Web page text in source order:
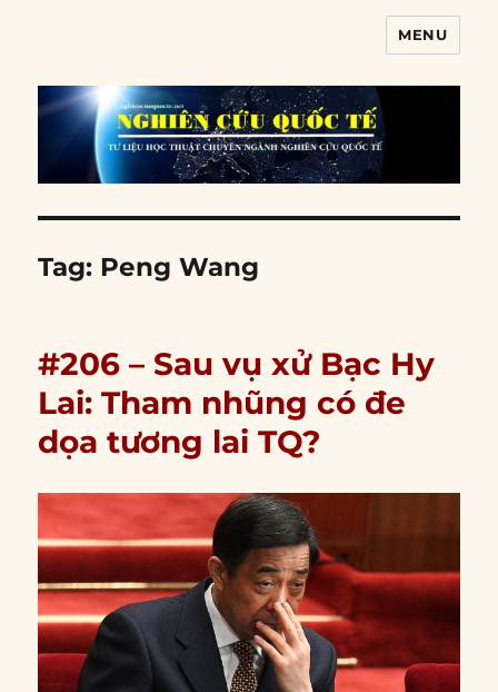
MENU
Tag: Peng Wang
#206 – Sau vụ xử Bạc Hy
Lai: Tham nhũng có đe
dọa tương lai TQ?